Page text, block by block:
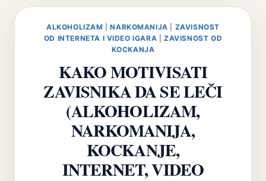
DEO
ALKOHOLIZAM |NARKOMANIJA
ZAVISNOST
OD INTERNETA I VIDEO IGARA |ZAVISNOST OD
KOCKANJA
KAKO MOTIVISATI
ZAVISNIKA DA SE LEČI
(ALKOHOLIZAM,
NARKOMANIJA,
KOCKANJE,
INTERNET, VIDEO